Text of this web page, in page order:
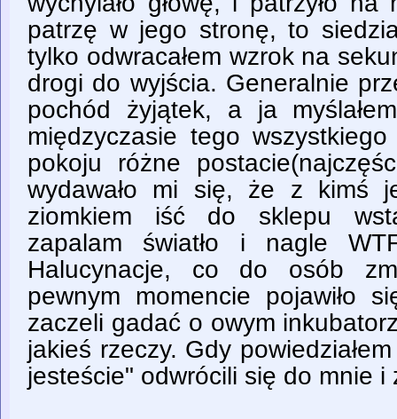
patrzę w jego stronę, to
tylko odwracałem wzrok na
drogi do wyjścia. Generalnie
pochód żyjątek, a ja
międzyczasie tego
pokoju różne
wydawało mi się, że z kimś
ziomkiem iść do sklepu
zapalam światło i nagle
Halucynacje, co do osób
pewnym momencie pojawiło
zaczeli gadać o owym
jakieś rzeczy. Gdy
jesteście" odwrócili się do mnie